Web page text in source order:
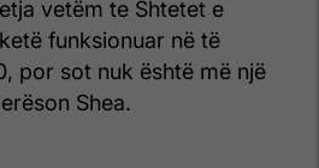
vetëm te Shtetet e
funksionuar në të
por sot nuk është më një
Shea.